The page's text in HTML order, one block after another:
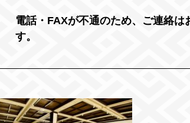
電話・FAXが不通のため、ご連絡
す。